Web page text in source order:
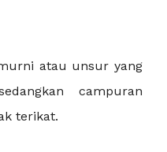
atau unsur yang
campuran
terikat.